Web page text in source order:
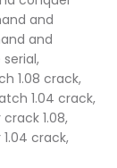
and
and
1.08 crack,
1.04 crack,
1.08,
crack,